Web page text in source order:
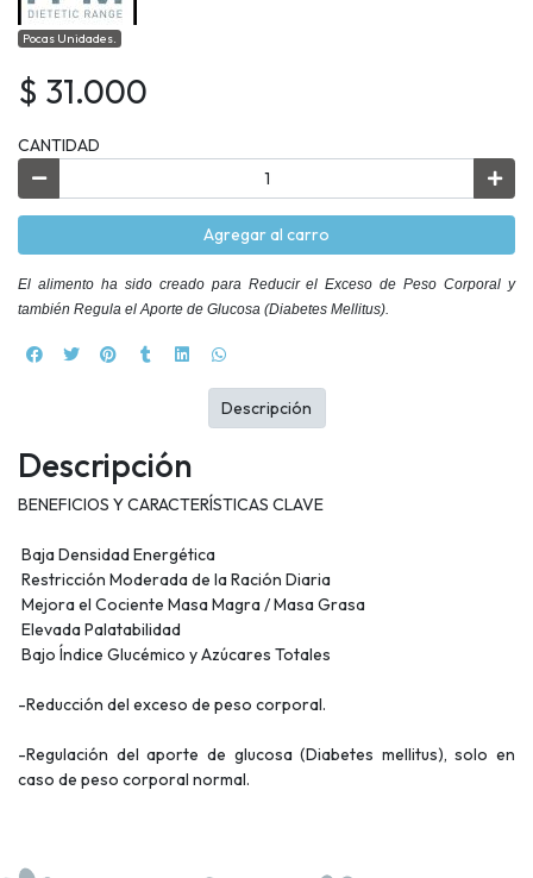
Pocas Unidades.
$ 31.000
CANTIDAD
Agregar al carro
El alimento ha sido creado para Reducir el Exceso de Peso Corporal y
también Regula el Aporte de Glucosa (Diabetes Mellitus).
Descripción
BENEFICIOS Y CARACTERÍSTICAS CLAVE
 Baja Densidad Energética
 Restricción Moderada de la Ración Diaria
 Mejora el Cociente Masa Magra / Masa Grasa
 Elevada Palatabilidad
 Bajo Índice Glucémico y Azúcares Totales
-Reducción del exceso de peso corporal.
-Regulación del aporte de glucosa (Diabetes mellitus), solo en
caso de peso corporal normal.
Descripción